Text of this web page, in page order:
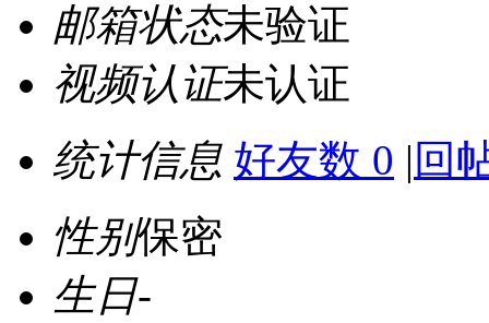
邮箱状态未验证
视频认证未认证
统计信息 好友数 0 | 回
性别保密
生日-